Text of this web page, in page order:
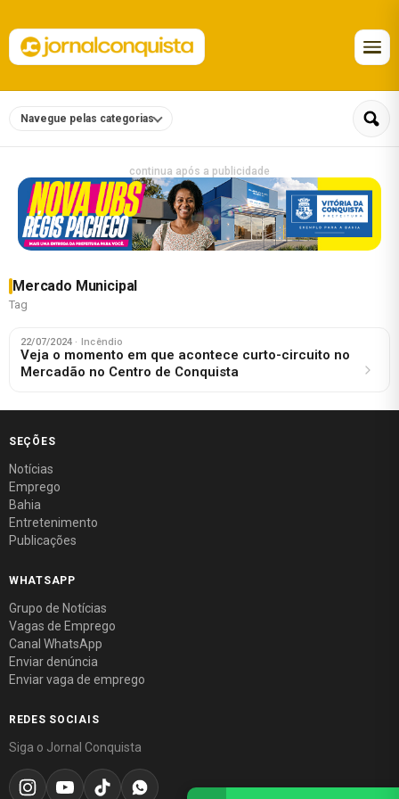
Navegue pelas categorias
continua após a publicidade
Mercado Municipal
Tag
22/07/2024 · Incêndio
Veja o momento em que acontece curto-circuito no
Mercadão no Centro de Conquista
SEÇÕES
Notícias
Emprego
Bahia
Entretenimento
Publicações
WHATSAPP
Grupo de Notícias
Vagas de Emprego
Canal WhatsApp
Enviar denúncia
Enviar vaga de emprego
REDES SOCIAIS
Siga o Jornal Conquista